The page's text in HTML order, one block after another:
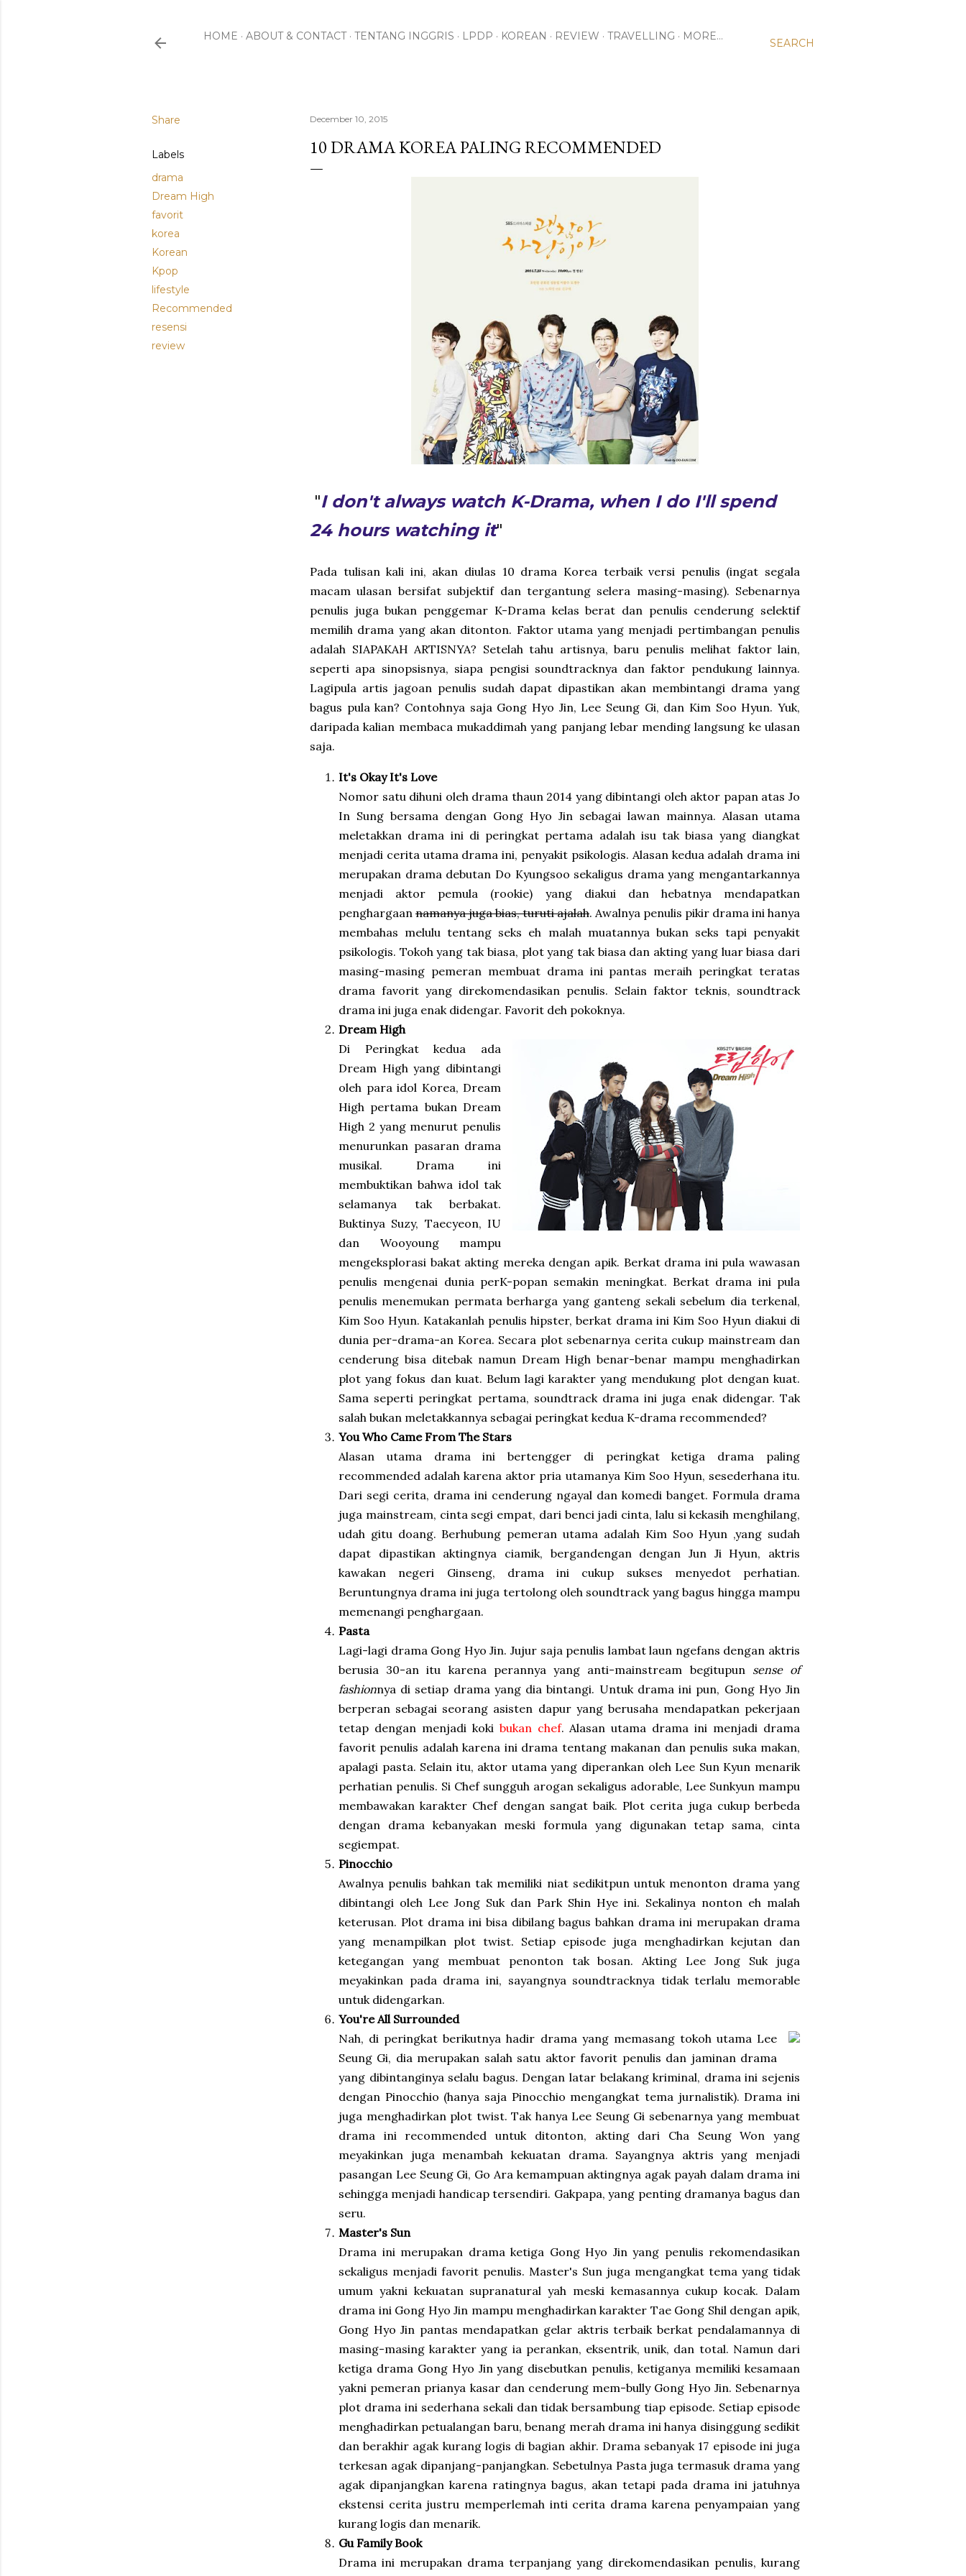
SEARCH
HOME ABOUT & CONTACT TENTANG INGGRIS LPDP KOREAN REVIEW TRAVELLING MORE…
Share
Labels
drama
Dream High
favorit
korea
Korean
Kpop
lifestyle
Recommended
resensi
review
December 10, 2015
10 DRAMA KOREA PALING RECOMMENDED
"I don't always watch K-Drama, when I do I'll spend
24 hours watching it"
Pada tulisan kali ini, akan diulas 10 drama Korea terbaik versi penulis (ingat segala
macam ulasan bersifat subjektif dan tergantung selera masing-masing). Sebenarnya
penulis juga bukan penggemar K-Drama kelas berat dan penulis cenderung selektif
memilih drama yang akan ditonton. Faktor utama yang menjadi pertimbangan penulis
adalah SIAPAKAH ARTISNYA? Setelah tahu artisnya, baru penulis melihat faktor lain,
seperti apa sinopsisnya, siapa pengisi soundtracknya dan faktor pendukung lainnya.
Lagipula artis jagoan penulis sudah dapat dipastikan akan membintangi drama yang
bagus pula kan? Contohnya saja Gong Hyo Jin, Lee Seung Gi, dan Kim Soo Hyun. Yuk,
daripada kalian membaca mukaddimah yang panjang lebar mending langsung ke ulasan
saja.
It's Okay It's Love
Nomor satu dihuni oleh drama thaun 2014 yang dibintangi oleh aktor papan atas Jo
In Sung bersama dengan Gong Hyo Jin sebagai lawan mainnya. Alasan utama
meletakkan drama ini di peringkat pertama adalah isu tak biasa yang diangkat
menjadi cerita utama drama ini, penyakit psikologis. Alasan kedua adalah drama ini
merupakan drama debutan Do Kyungsoo sekaligus drama yang mengantarkannya
menjadi aktor pemula (rookie) yang diakui dan hebatnya mendapatkan
penghargaan namanya juga bias, turuti ajalah. Awalnya penulis pikir drama ini hanya
membahas melulu tentang seks eh malah muatannya bukan seks tapi penyakit
psikologis. Tokoh yang tak biasa, plot yang tak biasa dan akting yang luar biasa dari
masing-masing pemeran membuat drama ini pantas meraih peringkat teratas
drama favorit yang direkomendasikan penulis. Selain faktor teknis, soundtrack
drama ini juga enak didengar. Favorit deh pokoknya.
Dream High
Di Peringkat kedua ada
Dream High yang dibintangi
oleh para idol Korea, Dream
High pertama bukan Dream
High 2 yang menurut penulis
menurunkan pasaran drama
musikal. Drama ini
membuktikan bahwa idol tak
selamanya tak berbakat.
Buktinya Suzy, Taecyeon, IU
dan Wooyoung mampu
mengeksplorasi bakat akting mereka dengan apik. Berkat drama ini pula wawasan
penulis mengenai dunia perK-popan semakin meningkat. Berkat drama ini pula
penulis menemukan permata berharga yang ganteng sekali sebelum dia terkenal,
Kim Soo Hyun. Katakanlah penulis hipster, berkat drama ini Kim Soo Hyun diakui di
dunia per-drama-an Korea. Secara plot sebenarnya cerita cukup mainstream dan
cenderung bisa ditebak namun Dream High benar-benar mampu menghadirkan
plot yang fokus dan kuat. Belum lagi karakter yang mendukung plot dengan kuat.
Sama seperti peringkat pertama, soundtrack drama ini juga enak didengar. Tak
salah bukan meletakkannya sebagai peringkat kedua K-drama recommended?
You Who Came From The Stars
Alasan utama drama ini bertengger di peringkat ketiga drama paling
recommended adalah karena aktor pria utamanya Kim Soo Hyun, sesederhana itu.
Dari segi cerita, drama ini cenderung ngayal dan komedi banget. Formula drama
juga mainstream, cinta segi empat, dari benci jadi cinta, lalu si kekasih menghilang,
udah gitu doang. Berhubung pemeran utama adalah Kim Soo Hyun ,yang sudah
dapat dipastikan aktingnya ciamik, bergandengan dengan Jun Ji Hyun, aktris
kawakan negeri Ginseng, drama ini cukup sukses menyedot perhatian.
Beruntungnya drama ini juga tertolong oleh soundtrack yang bagus hingga mampu
memenangi penghargaan.
Pasta
Lagi-lagi drama Gong Hyo Jin. Jujur saja penulis lambat laun ngefans dengan aktris
berusia 30-an itu karena perannya yang anti-mainstream begitupun sense of
fashionnya di setiap drama yang dia bintangi. Untuk drama ini pun, Gong Hyo Jin
berperan sebagai seorang asisten dapur yang berusaha mendapatkan pekerjaan
tetap dengan menjadi koki bukan chef. Alasan utama drama ini menjadi drama
favorit penulis adalah karena ini drama tentang makanan dan penulis suka makan,
apalagi pasta. Selain itu, aktor utama yang diperankan oleh Lee Sun Kyun menarik
perhatian penulis. Si Chef sungguh arogan sekaligus adorable, Lee Sunkyun mampu
membawakan karakter Chef dengan sangat baik. Plot cerita juga cukup berbeda
dengan drama kebanyakan meski formula yang digunakan tetap sama, cinta
segiempat.
Pinocchio
Awalnya penulis bahkan tak memiliki niat sedikitpun untuk menonton drama yang
dibintangi oleh Lee Jong Suk dan Park Shin Hye ini. Sekalinya nonton eh malah
keterusan. Plot drama ini bisa dibilang bagus bahkan drama ini merupakan drama
yang menampilkan plot twist. Setiap episode juga menghadirkan kejutan dan
ketegangan yang membuat penonton tak bosan. Akting Lee Jong Suk juga
meyakinkan pada drama ini, sayangnya soundtracknya tidak terlalu memorable
untuk didengarkan.
You're All Surrounded
Nah, di peringkat berikutnya hadir drama yang memasang tokoh utama Lee
Seung Gi, dia merupakan salah satu aktor favorit penulis dan jaminan drama
yang dibintanginya selalu bagus. Dengan latar belakang kriminal, drama ini sejenis
dengan Pinocchio (hanya saja Pinocchio mengangkat tema jurnalistik). Drama ini
juga menghadirkan plot twist. Tak hanya Lee Seung Gi sebenarnya yang membuat
drama ini recommended untuk ditonton, akting dari Cha Seung Won yang
meyakinkan juga menambah kekuatan drama. Sayangnya aktris yang menjadi
pasangan Lee Seung Gi, Go Ara kemampuan aktingnya agak payah dalam drama ini
sehingga menjadi handicap tersendiri. Gakpapa, yang penting dramanya bagus dan
seru.
Master's Sun
Drama ini merupakan drama ketiga Gong Hyo Jin yang penulis rekomendasikan
sekaligus menjadi favorit penulis. Master's Sun juga mengangkat tema yang tidak
umum yakni kekuatan supranatural yah meski kemasannya cukup kocak. Dalam
drama ini Gong Hyo Jin mampu menghadirkan karakter Tae Gong Shil dengan apik,
Gong Hyo Jin pantas mendapatkan gelar aktris terbaik berkat pendalamannya di
masing-masing karakter yang ia perankan, eksentrik, unik, dan total. Namun dari
ketiga drama Gong Hyo Jin yang disebutkan penulis, ketiganya memiliki kesamaan
yakni pemeran prianya kasar dan cenderung mem-bully Gong Hyo Jin. Sebenarnya
plot drama ini sederhana sekali dan tidak bersambung tiap episode. Setiap episode
menghadirkan petualangan baru, benang merah drama ini hanya disinggung sedikit
dan berakhir agak kurang logis di bagian akhir. Drama sebanyak 17 episode ini juga
terkesan agak dipanjang-panjangkan. Sebetulnya Pasta juga termasuk drama yang
agak dipanjangkan karena ratingnya bagus, akan tetapi pada drama ini jatuhnya
ekstensi cerita justru memperlemah inti cerita drama karena penyampaian yang
kurang logis dan menarik.
Gu Family Book
Drama ini merupakan drama terpanjang yang direkomendasikan penulis, kurang